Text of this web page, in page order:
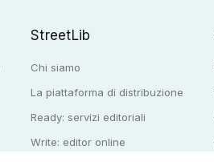
StreetLib
Chi siamo
La piattaforma di distribuzione
Ready: servizi editoriali
Write: editor online